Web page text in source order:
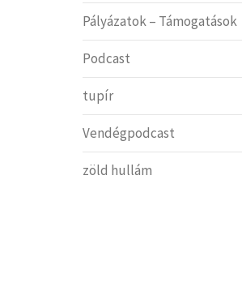
Pályázatok – Támogatások
Podcast
tupír
Vendégpodcast
zöld hullám